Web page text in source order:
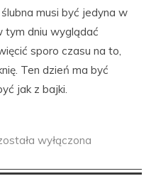
musi być jedyna w
tym dniu wyglądać
sporo czasu na to,
Ten dzień ma być
jak z bajki.
wyłączona